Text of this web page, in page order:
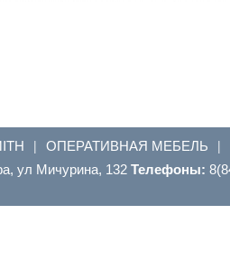
| ОПЕРАТИВНАЯ МЕБЕЛЬ |
ул Мичурина, 132 Телефоны: